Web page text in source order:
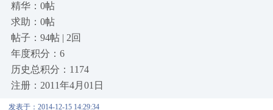
精华：0帖
求助：0帖
帖子：94帖 | 2回
年度积分：6
历史总积分：1174
注册：2011年4月01日
发表于：2014-12-15 14:29:34